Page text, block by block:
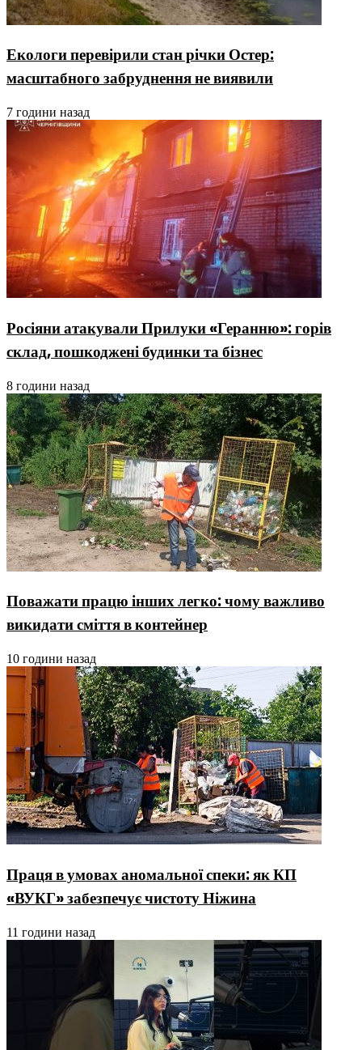
Екологи перевірили стан річки Остер:
масштабного забруднення не виявили
7 години назад
Росіяни атакували Прилуки «Геранню»: горів
склад, пошкоджені будинки та бізнес
8 години назад
Поважати працю інших легко: чому важливо
викидати сміття в контейнер
10 години назад
Праця в умовах аномальної спеки: як КП
«ВУКГ» забезпечує чистоту Ніжина
11 години назад